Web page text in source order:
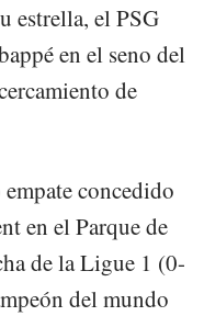
estrella, el PSG
en el seno del
de
concedido
en el Parque de
de la Ligue 1 (0-
del mundo